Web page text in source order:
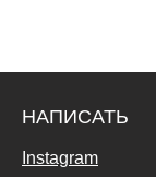
НАПИСАТЬ
Instagram